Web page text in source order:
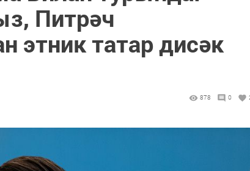
Питрәч
этник татар дисәк
878 0